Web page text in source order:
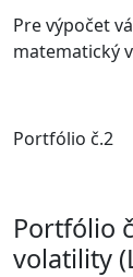
Pre výpočet
matematický
Portfólio č.2
Portfólio
volatility